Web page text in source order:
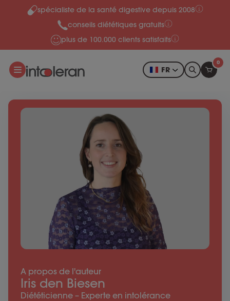
Skip to content
spécialiste de la santé digestive depuis 2008
conseils diététiques gratuits
plus de 100.000 clients satisfaits
FR
0
A propos de l'auteur
Iris den Biesen
Diététicienne – Experte en intolérance